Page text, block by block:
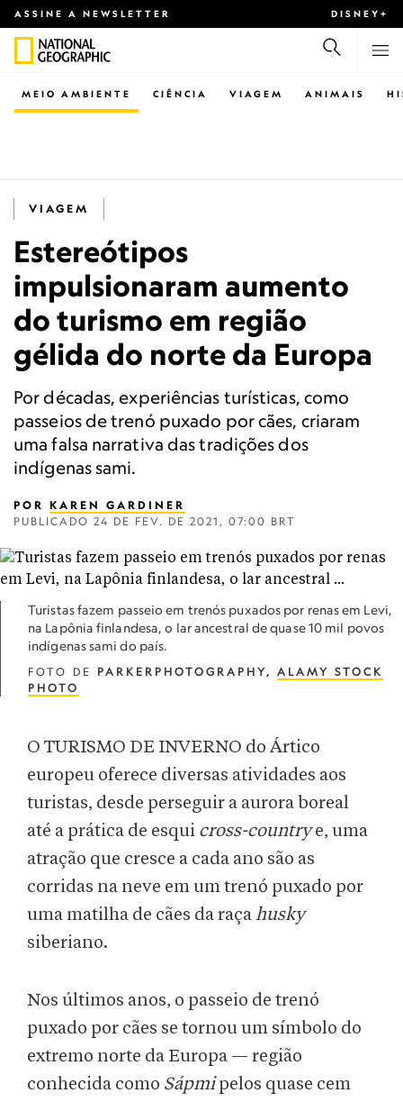
ASSINE A NEWSLETTER DISNEY+
CIÊNCIA VIAGEM ANIMAIS
MEIO AMBIENTE
VIAGEM
Estereótipos
impulsionaram aumento
do turismo em região
gélida do norte da Europa
Por décadas, experiências turísticas, como
passeios de trenó puxado por cães, criaram
uma falsa narrativa das tradições dos
indígenas sami.
POR KAREN GARDINER
PUBLICADO 24 DE FEV. DE 2021, 07:00 BRT
Turistas fazem passeio em trenós puxados por renas em Levi,
na Lapônia finlandesa, o lar ancestral de quase 10 mil povos
indígenas sami do país.
FOTO DE PARKERPHOTOGRAPHY, ALAMY STOCK
PHOTO
O TURISMO DE INVERNO do Ártico
europeu oferece diversas atividades aos
turistas, desde perseguir a aurora boreal
até a prática de esqui cross-countrye, uma
atração que cresce a cada ano são as
corridas na neve em um trenó puxado por
uma matilha de cães da raçahusky
siberiano.
Nos últimos anos, o passeio de trenó
puxado por cães se tornou um símbolo do
extremo norte da Europa — região
conhecida como Sápmipelos quase cem